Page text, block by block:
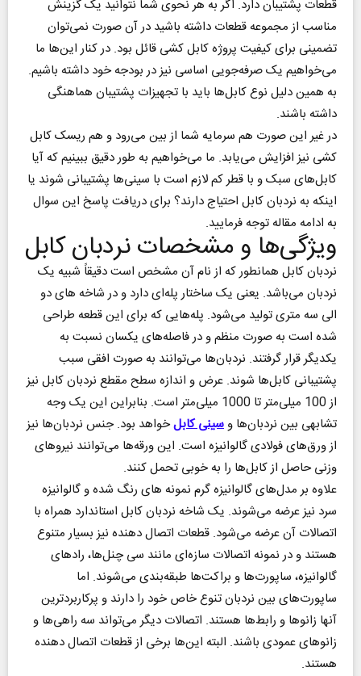
قطعات پشتیبان دارد. اگر به هر نحوی شما نتوانید یک گزینش
مناسب از مجموعه قطعات داشته باشید در آن صورت نمی‌توان
تضمینی برای کیفیت پروژه کابل کشی قائل بود. در کنار این‌ها ما
می‌خواهیم یک صرفه‌جویی اساسی نیز در بودجه خود داشته باشیم.
به همین دلیل نوع کابل‌ها باید با تجهیزات پشتیبان هماهنگی
داشته باشند.
در غیر این صورت هم سرمایه شما از بین می‌رود و هم ریسک کابل
کشی نیز افزایش می‌یابد. ما می‌خواهیم به طور دقیق ببینیم که آیا
کابل‌های سبک و با قطر کم لازم است با سینی‌ها پشتیبانی شوند یا
اینکه به نردبان کابل احتیاج دارند؟ برای دریافت پاسخ این سوال
به ادامه مقاله توجه فرمایید.
ویژگی‌ها و مشخصات نردبان کابل
نردبان کابل همانطور که از نام آن مشخص است دقیقاً شبیه یک
نردبان می‌باشد. یعنی یک ساختار پله‌ای دارد و در شاخه های دو
الی سه متری تولید می‌شود. پله‌هایی که برای این قطعه طراحی
شده است به صورت منظم و در فاصله‌های یکسان نسبت به
یکدیگر قرار گرفتند. نردبان‌ها می‌توانند به صورت افقی سبب
پشتیبانی کابل‌ها شوند. عرض و اندازه سطح مقطع نردبان کابل نیز
از 100 میلی‌متر تا 1000 میلی‌متر است. بنابراین این یک وجه
تشابهی بین نردبان‌ها وسینی کابلخواهد بود. جنس نردبان‌ها نیز
از ورق‌های فولادی گالوانیزه است. این ورقه‌ها می‌توانند نیروهای
وزنی حاصل از کابل‌ها را به خوبی تحمل کنند.
علاوه بر مدل‌های گالوانیزه گرم نمونه های رنگ شده و گالوانیزه
سرد نیز عرضه می‌شوند. یک شاخه نردبان کابل استاندارد همراه با
اتصالات آن عرضه می‌شود. قطعات اتصال دهنده نیز بسیار متنوع
هستند و در نمونه اتصالات سازه‌ای مانند سی چنل‌ها، رادهای
گالوانیزه، ساپورت‌ها و براکت‌ها طبقه‌بندی می‌شوند. اما
ساپورت‌های بین نردبان تنوع خاص خود را دارند و پرکاربردترین
آنها زانوها و رابط‌ها هستند. اتصالات دیگر می‌تواند سه راهی‌ها و
زانوهای عمودی باشند. البته این‌ها برخی از قطعات اتصال دهنده
هستند.